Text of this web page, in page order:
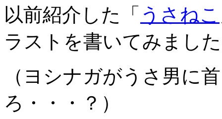
以前紹介した「 うさねこ
ラストを書いてみまし
（ヨシナガがうさ男に
ろ・・・？）